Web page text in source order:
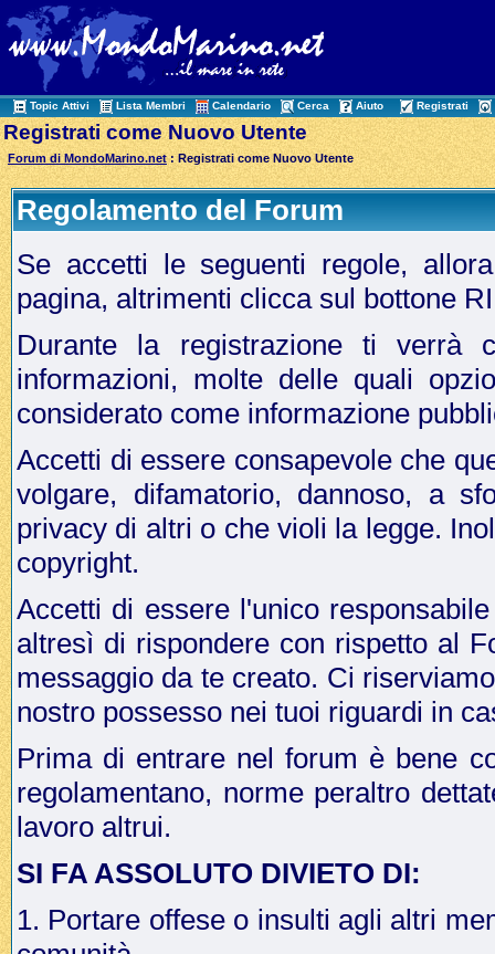
Topic Attivi Lista Membri Calendario Cerca Aiuto Registrati
Registrati come Nuovo Utente
Forum di MondoMarino.net : Registrati come Nuovo Utente
Regolamento del Forum
Se accetti le seguenti regole,
pagina, altrimenti clicca sul bottone
Durante la registrazione ti verrà
informazioni, molte delle quali
considerato come informazione
Accetti di essere consapevole che
volgare, difamatorio, dannoso, a
privacy di altri o che violi la legge.
copyright.
Accetti di essere l'unico
altresì di rispondere con rispetto al
messaggio da te creato. Ci
nostro possesso nei tuoi riguardi in
Prima di entrare nel forum è bene
regolamentano, norme peraltro
lavoro altrui.
SI FA ASSOLUTO DIVIETO DI:
1. Portare offese o insulti agli altri